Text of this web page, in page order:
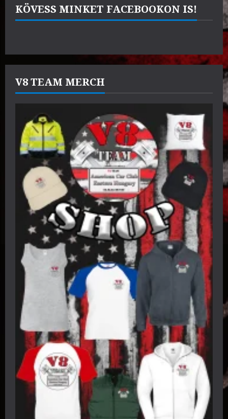
KÖVESS MINKET FACEBOOKON IS!
V8 TEAM MERCH